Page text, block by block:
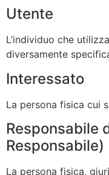
Utente
L’individuo che
diversamente
Interessato
La persona fisica cui
Responsabile
Responsabile)
La persona fisica,